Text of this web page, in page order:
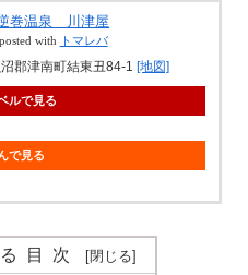
巻温泉 川津屋
posted with トマレバ
郡津南町結東丑84-1 [地図]
ルで見る
で見る
目次